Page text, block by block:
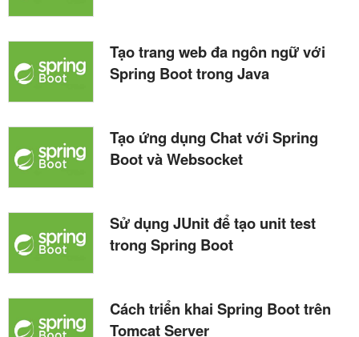
Tạo trang web đa ngôn ngữ với
Spring Boot trong Java
Tạo ứng dụng Chat với Spring
Boot và Websocket
Sử dụng JUnit để tạo unit test
trong Spring Boot
Cách triển khai Spring Boot trên
Tomcat Server